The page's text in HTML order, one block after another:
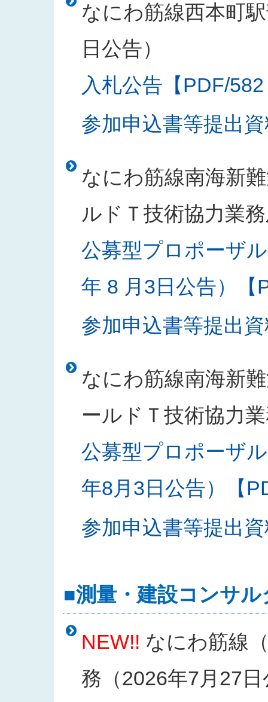
なにわ筋線西本町
日公告）
入札公告【PDF/
参加申込書等提出
なにわ筋線南海新
ルドＴ技術協力業
公募型プロポーザ
年 8 月3日公告）【
参加申込書等提出
なにわ筋線南海新
ールドＴ技術協力
公募型プロポーザ
年8月3日公告）【
参加申込書等提出
■測量・建設コンサル
NEW!! なにわ筋線
務（2026年7月27日